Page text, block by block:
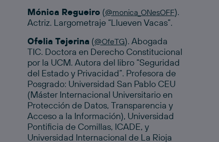
Mónica Regueiro (@monica_ONesOFF).
Actriz. Largometraje “Llueven Vacas”.
Ofelia Tejerina (@OfeTG). Abogada
TIC. Doctora en Derecho Constitucional
por la UCM. Autora del libro “Seguridad
del Estado y Privacidad”. Profesora de
Posgrado: Universidad San Pablo CEU
(Máster Internacional Universitario en
Protección de Datos, Transparencia y
Acceso a la Información), Universidad
Pontificia de Comillas, ICADE, y
Universidad Internacional de La Rioja